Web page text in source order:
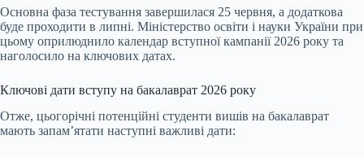
Основна фаза тестування завершилася 25 червня, а додаткова
буде проходити в липні. Міністерство освіти і науки України при
цьому оприлюднило календар вступної кампанії 2026 року та
наголосило на ключових датах.
Ключові дати вступу на бакалаврат 2026 року
Отже, цьогорічні потенційні студенти вишів на бакалаврат
мають запам’ятати наступні важливі дати: